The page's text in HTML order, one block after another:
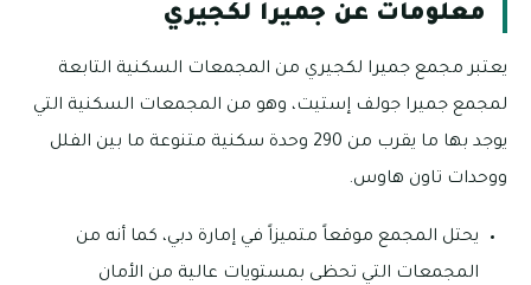
معلومات عن جميرا لكجيري
يعتبر مجمع جميرا لكجيري من المجمعات السكنية التابعة
لمجمع جميرا جولف إستيت، وهو من المجمعات السكنية التي
يوجد بها ما يقرب من 290 وحدة سكنية متنوعة ما بين الفلل
ووحدات تاون هاوس.
يحتل المجمع موقعاً متميزاً في إمارة دبي، كما أنه من
المجمعات التي تحظى بمستويات عالية من الأمان